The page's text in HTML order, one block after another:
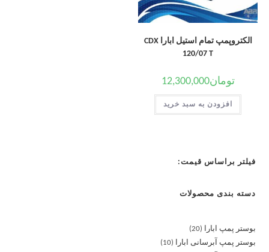
الکتروپمپ تمام استیل ابارا CDX
120/07 T
تومان12,300,000
افزودن به سبد خرید
فیلتر براساس قیمت:
دسته بندی محصولات
بوستر پمپ ابارا
20
بوستر پمپ آبرسانی ابارا
10